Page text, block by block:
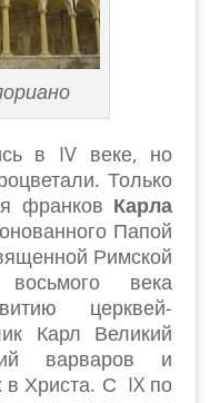
в IV веке, но
Только
франков Карла
Папой
Римской
века
церквей-
Карл Великий
варваров и
в Христа. С IX по